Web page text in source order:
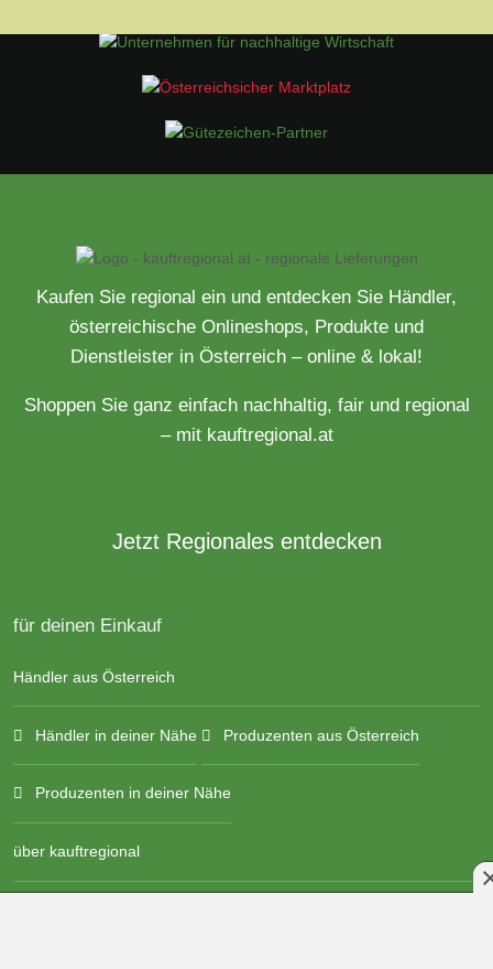
Kaufen Sie regional ein und entdecken Sie Händler,
österreichische Onlineshops, Produkte und
Dienstleister in Österreich – online & lokal!
Shoppen Sie ganz einfach nachhaltig, fair und regional
– mit kauftregional.at
Jetzt Regionales entdecken
für deinen Einkauf
Händler aus Österreich
Händler in deiner Nähe Produzenten aus Österreich
Produzenten in deiner Nähe
über kauftregional